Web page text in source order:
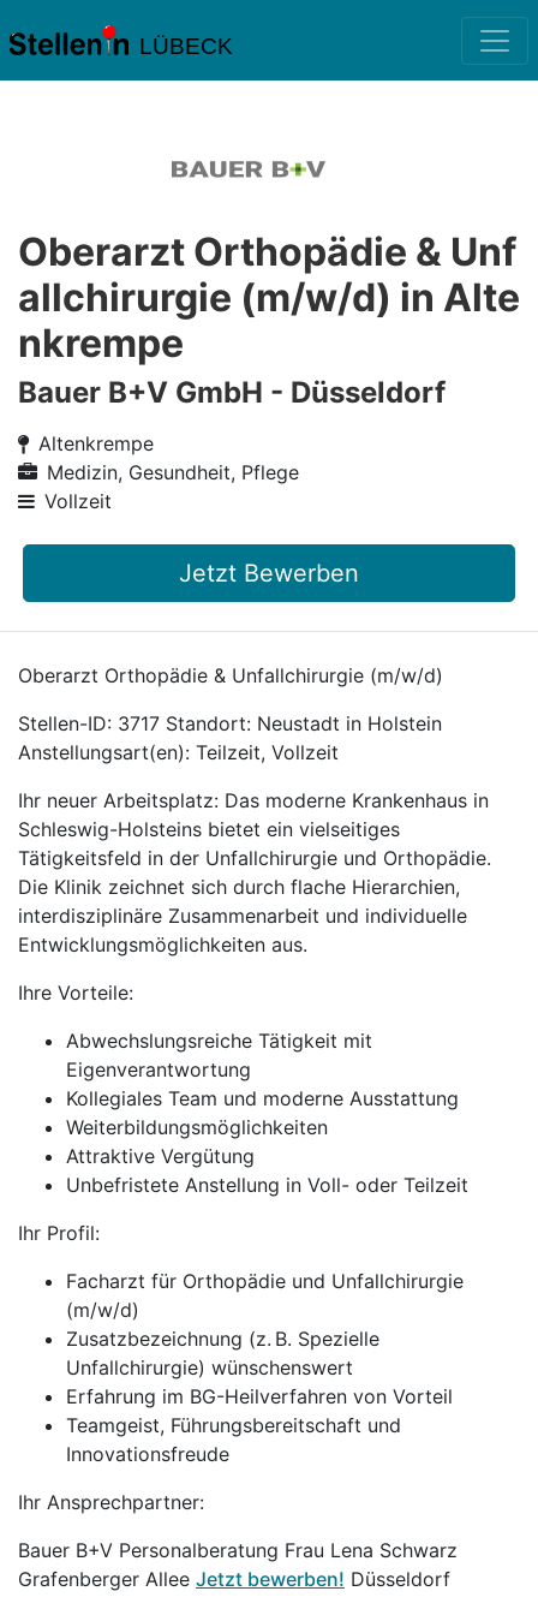
LÜBECK
Oberarzt Orthopädie & Unf
allchirurgie (m/w/d) in Alte
nkrempe
Bauer B+V GmbH - Düsseldorf
Altenkrempe
Medizin, Gesundheit, Pflege
Vollzeit
Jetzt Bewerben
Oberarzt Orthopädie & Unfallchirurgie (m/w/d)
Stellen-ID: 3717 Standort: Neustadt in Holstein
Anstellungsart(en): Teilzeit, Vollzeit
Ihr neuer Arbeitsplatz: Das moderne Krankenhaus in
Schleswig-Holsteins bietet ein vielseitiges
Tätigkeitsfeld in der Unfallchirurgie und Orthopädie.
Die Klinik zeichnet sich durch flache Hierarchien,
interdisziplinäre Zusammenarbeit und individuelle
Entwicklungsmöglichkeiten aus.
Ihre Vorteile:
Abwechslungsreiche Tätigkeit mit
Eigenverantwortung
Kollegiales Team und moderne Ausstattung
Weiterbildungsmöglichkeiten
Attraktive Vergütung
Unbefristete Anstellung in Voll- oder Teilzeit
Ihr Profil:
Facharzt für Orthopädie und Unfallchirurgie
(m/w/d)
Zusatzbezeichnung (z. B. Spezielle
Unfallchirurgie) wünschenswert
Erfahrung im BG-Heilverfahren von Vorteil
Teamgeist, Führungsbereitschaft und
Innovationsfreude
Ihr Ansprechpartner:
Bauer B+V Personalberatung Frau Lena Schwarz
Grafenberger Allee Jetzt bewerben! Düsseldorf